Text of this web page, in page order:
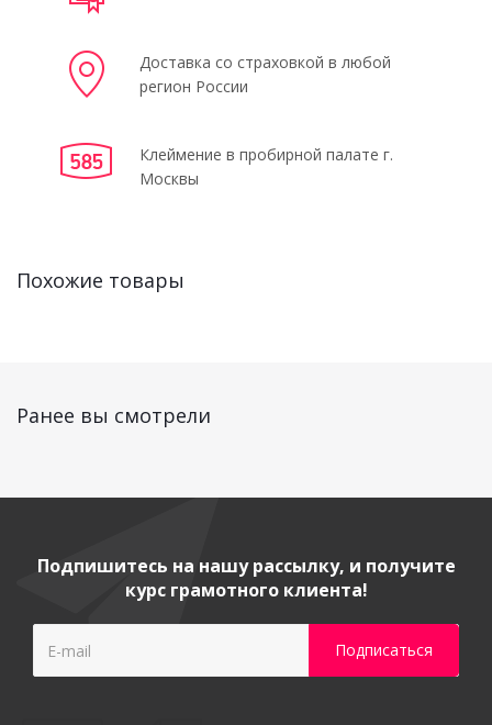
Доставка со страховкой в любой
регион России
Клеймение в пробирной палате г.
Москвы
Похожие товары
Ранее вы смотрели
Подпишитесь на нашу рассылку, и получите
курс грамотного клиента!